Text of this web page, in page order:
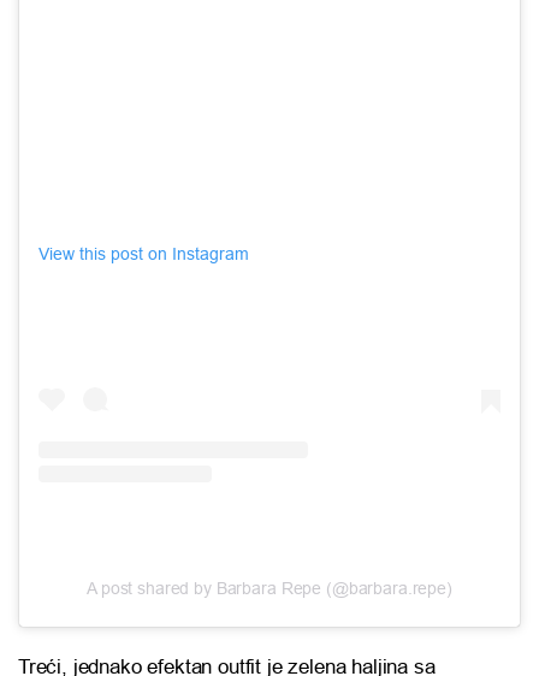
View this post on Instagram
A post shared by Barbara Repe (@barbara.repe)
Treći, jednako efektan outfit je zelena haljina sa